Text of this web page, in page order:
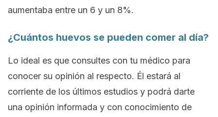
aumentaba entre un 6 y un 8%.
¿Cuántos huevos se pueden comer al día?
Lo ideal es que consultes con tu médico para
conocer su opinión al respecto. Él estará al
corriente de los últimos estudios y podrá darte
una opinión informada y con conocimiento de